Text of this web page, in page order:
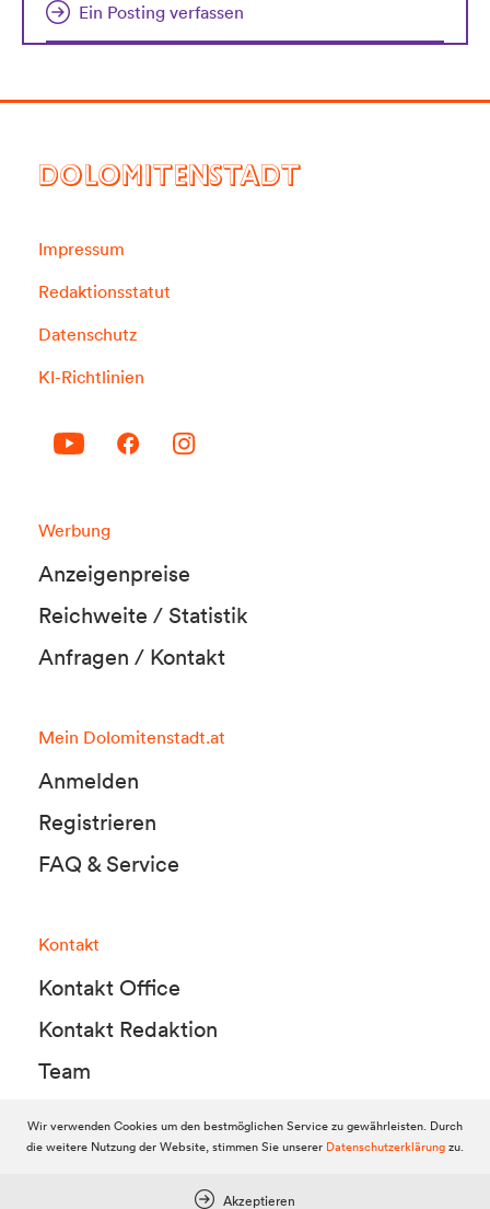
Ein Posting verfassen
DOLOMITENSTADT
Impressum
Redaktionsstatut
Datenschutz
KI-Richtlinien
Werbung
Anzeigenpreise
Reichweite / Statistik
Anfragen / Kontakt
Mein Dolomitenstadt.at
Anmelden
Registrieren
FAQ & Service
Kontakt
Kontakt Office
Kontakt Redaktion
Team
© 2010-2026 Dolomitenstadt.at
Wir verwenden Cookies um den bestmöglichen Service zu gewährleisten. Durch
die weitere Nutzung der Website, stimmen Sie unserer Datenschutzerklärungzu.
Akzeptieren